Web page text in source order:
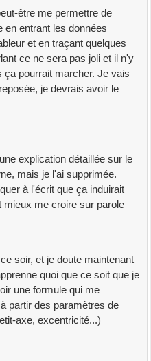
être me permettre de
en entrant les données
et en traçant quelques
ce ne sera pas joli et il n'y
ça pourrait marcher. Je vais
je devrais avoir le
explication détaillée sur le
mais je l'ai supprimée.
à l'écrit que ça induirait
mieux me croire sur parole
soir, et je doute maintenant
quoi que ce soit que je
une formule qui me
partir des paramètres de
axe, excentricité...)